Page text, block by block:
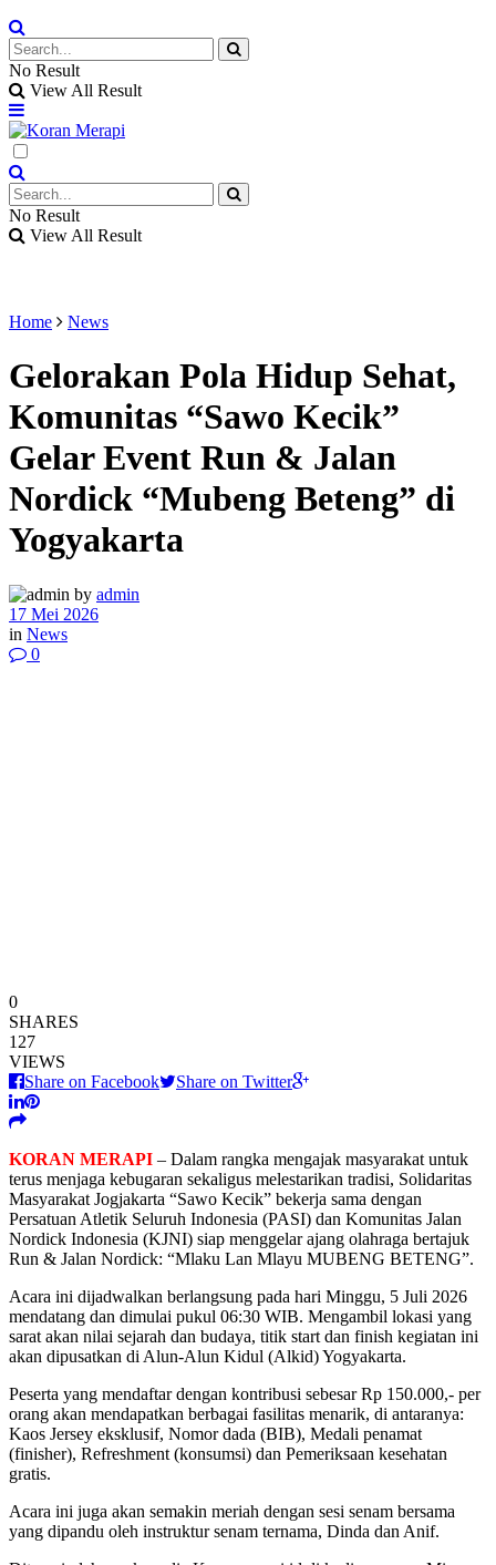
No Result
View All Result
No Result
View All Result
Home News
Gelorakan Pola Hidup Sehat,
Komunitas “Sawo Kecik”
Gelar Event Run & Jalan
Nordick “Mubeng Beteng” di
Yogyakarta
by admin
17 Mei 2026
in News
0
0
SHARES
127
VIEWS
Share on Facebook
Share on Twitter
KORAN MERAPI – Dalam rangka mengajak masyarakat untuk
terus menjaga kebugaran sekaligus melestarikan tradisi, Solidaritas
Masyarakat Jogjakarta “Sawo Kecik” bekerja sama dengan
Persatuan Atletik Seluruh Indonesia (PASI) dan Komunitas Jalan
Nordick Indonesia (KJNI) siap menggelar ajang olahraga bertajuk
Run & Jalan Nordick: “Mlaku Lan Mlayu MUBENG BETENG”.
Acara ini dijadwalkan berlangsung pada hari Minggu, 5 Juli 2026
mendatang dan dimulai pukul 06:30 WIB. Mengambil lokasi yang
sarat akan nilai sejarah dan budaya, titik start dan finish kegiatan ini
akan dipusatkan di Alun-Alun Kidul (Alkid) Yogyakarta.
Peserta yang mendaftar dengan kontribusi sebesar Rp 150.000,- per
orang akan mendapatkan berbagai fasilitas menarik, di antaranya:
Kaos Jersey eksklusif, Nomor dada (BIB), Medali penamat
(finisher), Refreshment (konsumsi) dan Pemeriksaan kesehatan
gratis.
Acara ini juga akan semakin meriah dengan sesi senam bersama
yang dipandu oleh instruktur senam ternama, Dinda dan Anif.